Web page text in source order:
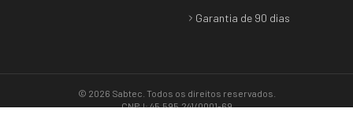
Garantia de 90 dias
© 2026 Sabtec . Todos os direitos reservados.
CNPJ: 45.595.241/0001-69